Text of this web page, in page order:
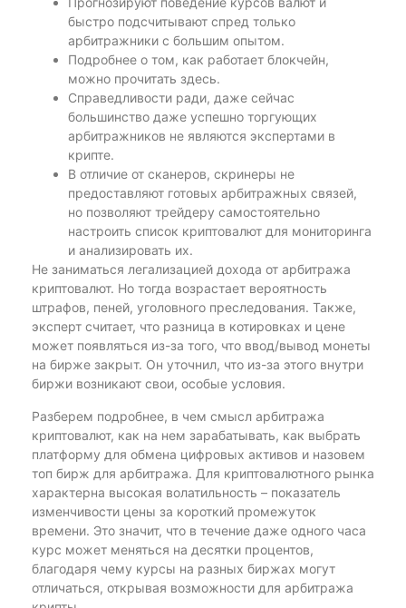
быстро подсчитывают спред только
арбитражники с большим опытом.
Подробнее о том, как работает блокчейн,
можно прочитать здесь.
Справедливости ради, даже сейчас
большинство даже успешно торгующих
арбитражников не являются экспертами в
крипте.
В отличие от сканеров, скринеры не
предоставляют готовых арбитражных связей,
но позволяют трейдеру самостоятельно
настроить список криптовалют для мониторинга
и анализировать их.
Не заниматься легализацией дохода от арбитража
криптовалют. Но тогда возрастает вероятность
штрафов, пеней, уголовного преследования. Также,
эксперт считает, что разница в котировках и цене
может появляться из-за того, что ввод/вывод монеты
на бирже закрыт. Он уточнил, что из-за этого внутри
биржи возникают свои, особые условия.
Разберем подробнее, в чем смысл арбитража
криптовалют, как на нем зарабатывать, как выбрать
платформу для обмена цифровых активов и назовем
топ бирж для арбитража. Для криптовалютного рынка
характерна высокая волатильность – показатель
изменчивости цены за короткий промежуток
времени. Это значит, что в течение даже одного часа
курс может меняться на десятки процентов,
благодаря чему курсы на разных биржах могут
отличаться, открывая возможности для арбитража